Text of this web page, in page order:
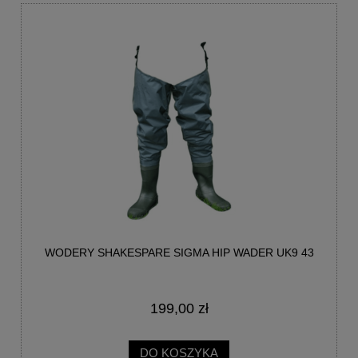
WODERY SHAKESPARE SIGMA HIP WADER UK9 43
199,00 zł
DO KOSZYKA